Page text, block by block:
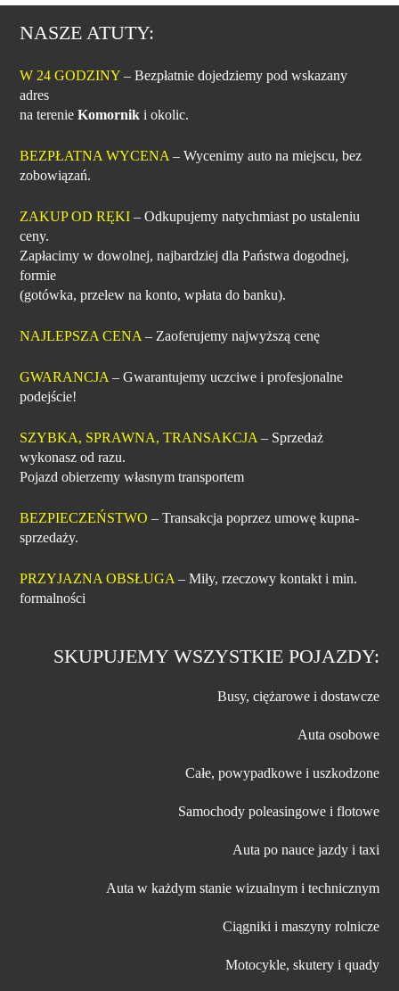
NASZE ATUTY:
W 24 GODZINY – Bezpłatnie dojedziemy pod wskazany
adres
na terenie Komorniki okolic.
BEZPŁATNA WYCENA – Wycenimy auto na miejscu, bez
zobowiązań.
ZAKUP OD RĘKI – Odkupujemy natychmiast po ustaleniu
ceny.
Zapłacimy w dowolnej, najbardziej dla Państwa dogodnej,
formie
(gotówka, przelew na konto, wpłata do banku).
NAJLEPSZA CENA – Zaoferujemy najwyższą cenę
GWARANCJA – Gwarantujemy uczciwe i profesjonalne
podejście!
SZYBKA, SPRAWNA, TRANSAKCJA – Sprzedaż
wykonasz od razu.
Pojazd obierzemy własnym transportem
BEZPIECZEŃSTWO – Transakcja poprzez umowę kupna-
sprzedaży.
PRZYJAZNA OBSŁUGA – Miły, rzeczowy kontakt i min.
formalności
SKUPUJEMY WSZYSTKIE POJAZDY:
Busy, ciężarowe i dostawcze
Auta osobowe
Całe, powypadkowe i uszkodzone
Samochody poleasingowe i flotowe
Auta po nauce jazdy i taxi
Auta w każdym stanie wizualnym i technicznym
Ciągniki i maszyny rolnicze
Motocykle, skutery i quady